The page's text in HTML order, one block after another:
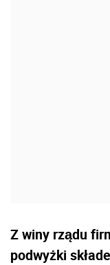
Z winy rządu
podwyżki